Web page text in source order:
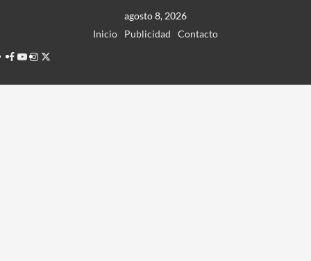
agosto 8, 2026
Inicio
Publicidad
Contacto
Facebook
Youtube
Instagram
Twitter